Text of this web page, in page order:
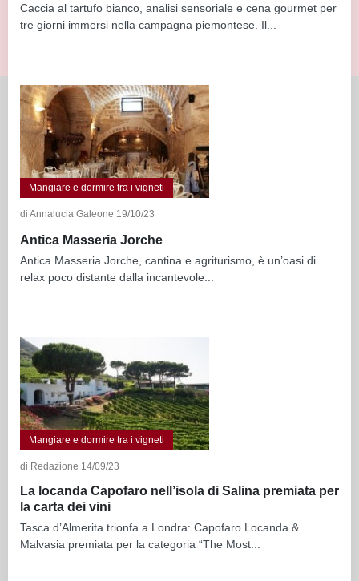
Caccia al tartufo bianco, analisi sensoriale e cena gourmet per
tre giorni immersi nella campagna piemontese. Il...
Mangiare e dormire tra i vigneti
di Annalucia Galeone 19/10/23
Antica Masseria Jorche
Antica Masseria Jorche, cantina e agriturismo, è un’oasi di
relax poco distante dalla incantevole...
Mangiare e dormire tra i vigneti
di Redazione 14/09/23
La locanda Capofaro nell’isola di Salina premiata per
la carta dei vini
Tasca d’Almerita trionfa a Londra: Capofaro Locanda &
Malvasia premiata per la categoria “The Most...